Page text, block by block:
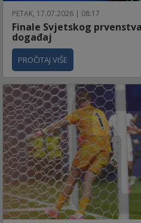
PETAK, 17.07.2026 | 08:17
Finale Svjetskog
događaj
PROČITAJ VIŠE